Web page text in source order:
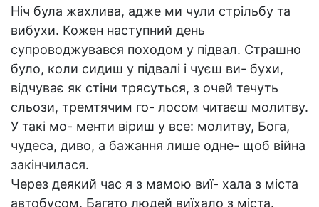
Ніч була жахлива, адже ми чули стрільбу та
вибухи. Кожен наступний день
супроводжувався походом у підвал. Страшно
було, коли сидиш у підвалі і чуєш ви- бухи,
відчуває як стіни трясуться, з очей течуть
сльози, тремтячим го- лосом читаєш молитву.
У такі мо- менти віриш у все: молитву, Бога,
чудеса, диво, а бажання лише одне- щоб війна
закінчилася.
Через деякий час я з мамою виї- хала з міста
автобусом. Багато людей виїхало з міста.